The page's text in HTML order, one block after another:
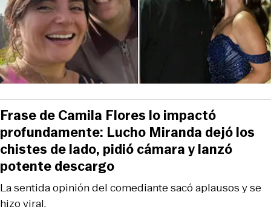
La sentida opinión del comediante sacó aplausos y se
hizo viral.
Frase de Camila Flores lo impactó
profundamente: Lucho Miranda dejó los
chistes de lado, pidió cámara y lanzó
potente descargo